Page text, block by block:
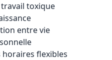
toxique
entre vie
flexibles